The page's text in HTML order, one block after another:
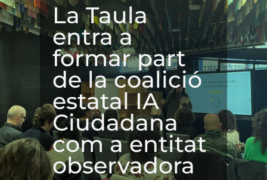
La Taula
entra a
formar part
de la coalició
estatal IA
Ciudadana
com a entitat
observadora